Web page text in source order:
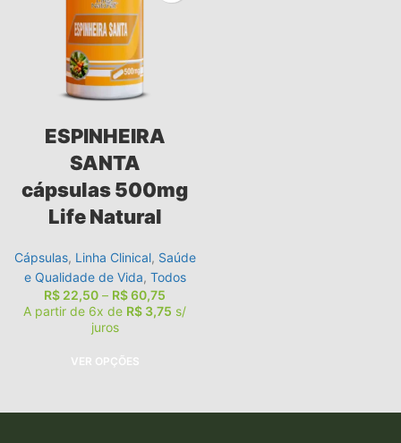
ESPINHEIRA
SANTA
cápsulas 500mg
Life Natural
Cápsulas, Linha Clinical, Saúde
e Qualidade de Vida, Todos
R$ 22,50 – R$60,75
A partir de 6x de R$ 3,75 s/
juros
VER OPÇÕES